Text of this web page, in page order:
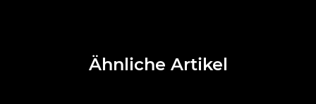
Ähnliche Artikel